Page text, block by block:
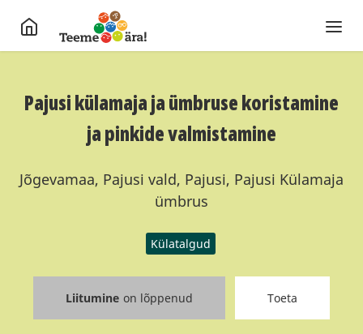
Pajusi külamaja ja ümbruse koristamine
ja pinkide valmistamine
Jõgevamaa, Pajusi vald, Pajusi, Pajusi Külamaja
ümbrus
Külatalgud
Liitumine on lõppenud Toeta